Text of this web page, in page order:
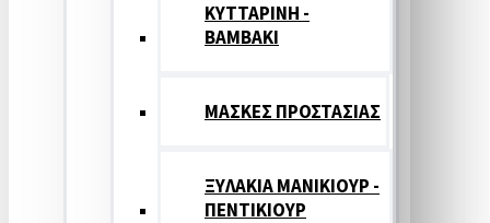
ΚΥΤΤΑΡΙΝΗ -
ΒΑΜΒΑΚΙ
ΜΑΣΚΕΣ ΠΡΟΣΤΑΣΙΑΣ
ΞΥΛΑΚΙΑ ΜΑΝΙΚΙΟΥΡ -
ΠΕΝΤΙΚΙΟΥΡ